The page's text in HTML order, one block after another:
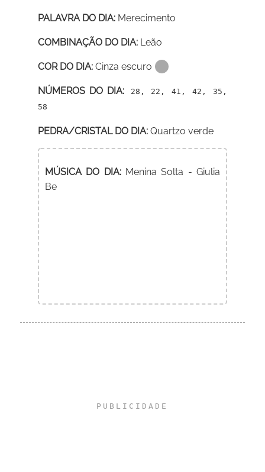
PALAVRA DO DIA: Merecimento
COMBINAÇÃO DO DIA: Leão
COR DO DIA: Cinza escuro
NÚMEROS DO DIA:28, 22, 41, 42, 35,
58
PEDRA/CRISTAL DO DIA: Quartzo verde
MÚSICA DO DIA:Menina Solta - Giulia
Be